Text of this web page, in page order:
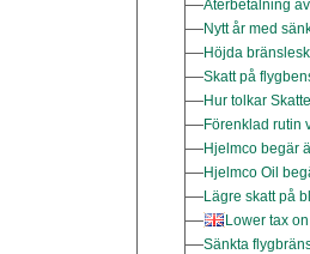
Återbetalning
Nytt år med
Höjda
Skatt på
Hur tolkar
Förenklad rutin
Hjelmco begär
Hjelmco Oil
Lägre skatt på
Lower tax
Sänkta